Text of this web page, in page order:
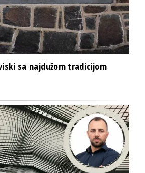
sa najdužom tradicijom